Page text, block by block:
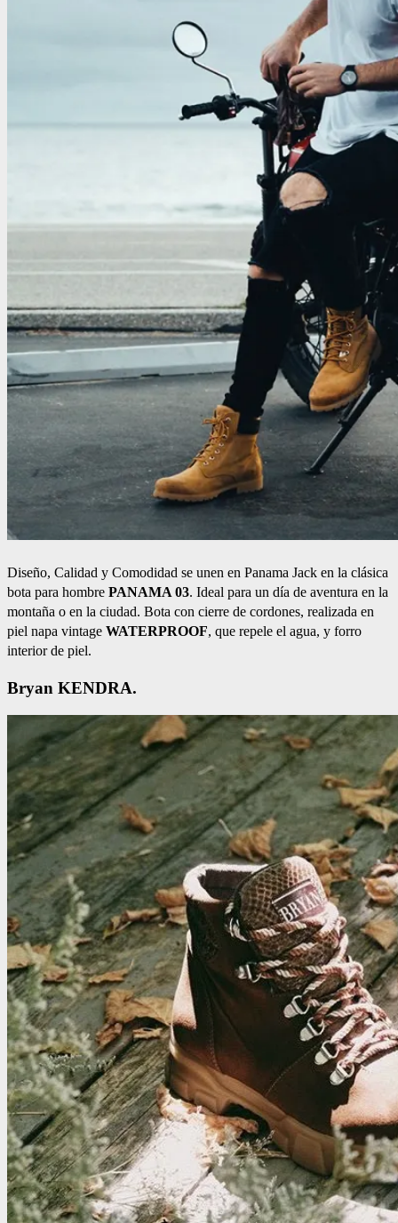
Diseño, Calidad y Comodidad se unen en Panama Jack en la clásica
bota para hombre PANAMA 03. Ideal para un día de aventura en la
montaña o en la ciudad. Bota con cierre de cordones, realizada en
piel napa vintage WATERPROOF, que repele el agua, y forro
interior de piel.
Bryan KENDRA.